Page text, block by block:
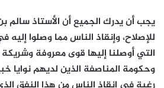
يجب أن يدرك الجميع أن الأستاذ سالم
للإصلاح، وإنقاذ الناس مما وصلوا
التي أوصلنا إليها قوى معروفة
وحكومة المناصفة الذين لديهم نوايا